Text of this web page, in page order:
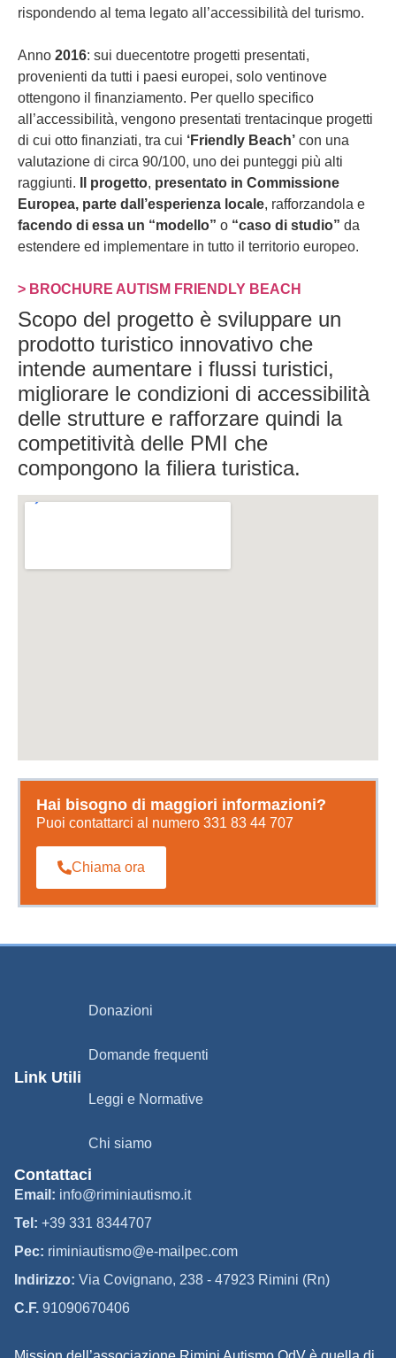
rispondendo al tema legato all’accessibilità del turismo.
Anno 2016: sui duecentotre progetti presentati,
provenienti da tutti i paesi europei, solo ventinove
ottengono il finanziamento. Per quello specifico
all’accessibilità, vengono presentati trentacinque progetti
di cui otto finanziati, tra cui ‘Friendly Beach’ con una
valutazione di circa 90/100, uno dei punteggi più alti
raggiunti. Il progetto, presentato in Commissione
Europea, parte dall’esperienza locale, rafforzandola e
facendo di essa un “modello” o “caso di studio” da
estendere ed implementare in tutto il territorio europeo.
> BROCHURE AUTISM FRIENDLY BEACH
Scopo del progetto è sviluppare un
prodotto turistico innovativo che
intende aumentare i flussi turistici,
migliorare le condizioni di accessibilità
delle strutture e rafforzare quindi la
competitività delle PMI che
compongono la filiera turistica.
Hai bisogno di maggiori informazioni?
Puoi contattarci al numero 331 83 44 707
Chiama ora
Link Utili
Donazioni
Domande frequenti
Leggi e Normative
Chi siamo
Contattaci
Email: info@riminiautismo.it
Tel: +39 331 8344707
Pec: riminiautismo@e-mailpec.com
Indirizzo: Via Covignano, 238 - 47923 Rimini (Rn)
C.F. 91090670406